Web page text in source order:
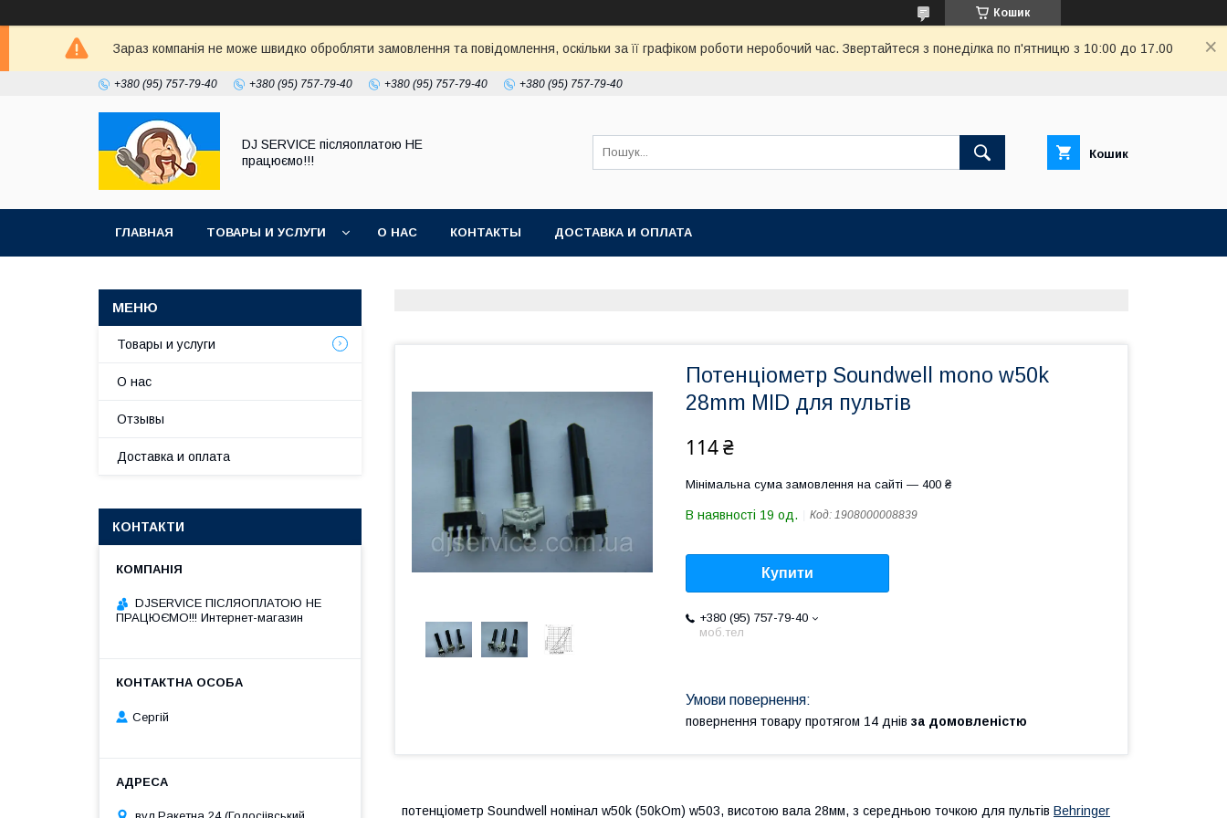
Кошик
Зараз компанія не може швидко обробляти замовлення та повідомлення, оскільки за її графіком роботи неробочий час. Звертайтеся з понеділка по п'ятницю з 10:00 до 17.00
+380 (95) 757-79-40 +380 (95) 757-79-40 +380 (95) 757-79-40 +380 (95) 757-79-40
DJ SERVICE пiсляоплатою НЕ
працюємо!!!
Кошик
ГЛАВНАЯ ТОВАРЫ И УСЛУГИ О НАС КОНТАКТЫ ДОСТАВКА И ОПЛАТА
Потенціометр Soundwell mono w50k
28mm MID для пультів
114 ₴
Мінімальна сума замовлення на сайті — 400 ₴
В наявності 19 од. Код: 1908000008839
Купити
+380 (95) 757-79-40
моб.тел
повернення товару протягом 14 днів за домовленістю
потенціометр Soundwell номінал w50k (50kOm) w503, висотою вала 28мм, з середньою точкою для пультів Behringer
Товары и услуги
О нас
Отзывы
Доставка и оплата
КОНТАКТИ
DJSERVICE ПІСЛЯОПЛАТОЮ НЕ
ПРАЦЮЄМО!!! Интернет-магазин
Сергій